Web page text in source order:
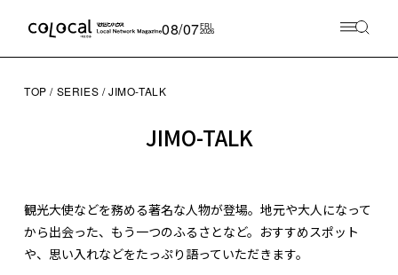
08/07FRI
2026
TOP SERIES JIMO-TALK
JIMO-TALK
観光大使などを務める著名な人物が登場。地元や大人になって
から出会った、もう一つのふるさとなど。おすすめスポット
や、思い入れなどをたっぷり語っていただきます。